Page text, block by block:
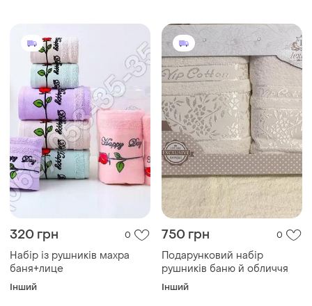
320 грн 0
Набір із рушників махра
баня+лице
Інший
750 грн 0
Подарунковий набір
рушників баню й обличчя
Інший